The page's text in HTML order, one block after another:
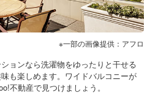
一部の画像提供：アフロ
ョンなら洗濯物をゆったりと干せる
も楽しめます。ワイドバルコニーが
不動産で見つけましょう。